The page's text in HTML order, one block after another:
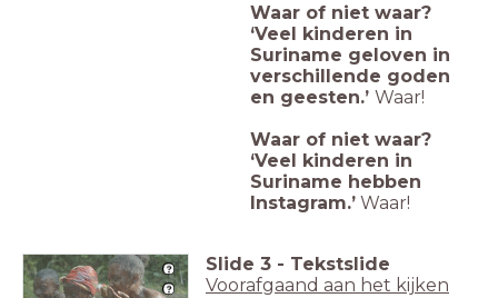
Waar of niet waar?
‘Veel kinderen in
Suriname geloven in
verschillende goden
en geesten.’ Waar!
Waar of niet waar?
‘Veel kinderen in
Suriname hebben
Instagram.’ Waar!
Slide 3 - Tekstslide
Voorafgaand aan het kijken